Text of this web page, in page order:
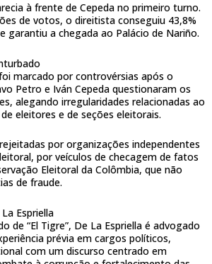
à frente de Cepeda no primeiro turno.
de votos, o direitista conseguiu 43,8%
garantiu a chegada ao Palácio de Nariño.
marcado por controvérsias após o
Petro e Iván Cepeda questionaram os
alegando irregularidades relacionadas ao
eleitores e de seções eleitorais.
por organizações independentes
por veículos de checagem de fatos
Eleitoral da Colômbia, que não
de fraude.
Espriella
de “El Tigre”, De La Espriella é advogado
prévia em cargos políticos,
com um discurso centrado em